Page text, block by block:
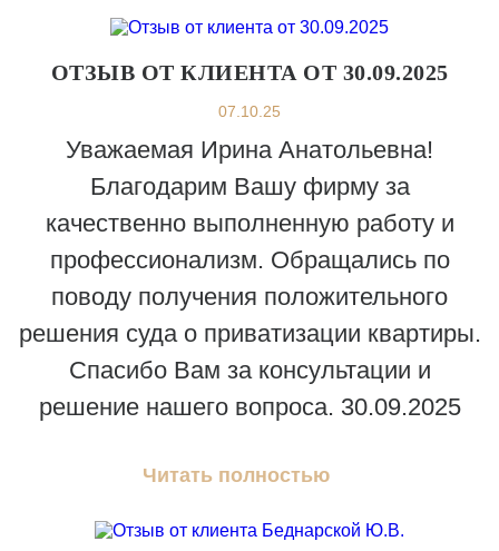
ОТЗЫВ ОТ КЛИЕНТА ОТ 30.09.2025
07.10.25
Уважаемая Ирина Анатольевна!
Благодарим Вашу фирму за
качественно выполненную работу и
профессионализм. Обращались по
поводу получения положительного
решения суда о приватизации квартиры.
Спасибо Вам за консультации и
решение нашего вопроса. 30.09.2025
Читать полностью